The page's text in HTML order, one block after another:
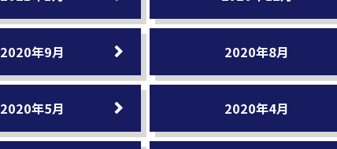
2020年9月 2020年8月
2020年5月 2020年4月